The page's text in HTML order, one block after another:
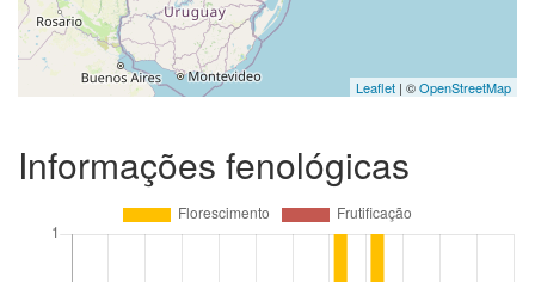
Leaflet | ©OpenStreetMap
Informações fenológicas